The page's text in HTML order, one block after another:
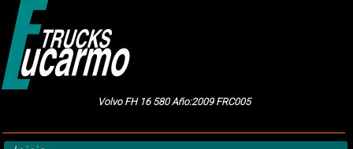
Volvo FH 16 580 Año:2009 FRC005